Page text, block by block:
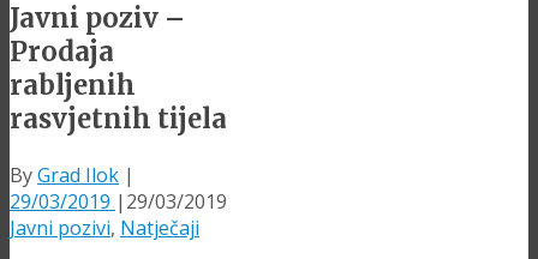
Javni poziv –
Prodaja
rabljenih
rasvjetnih tijela
ByGrad Ilok |
29/03/2019 | 29/03/2019
Javni pozivi, Natječaji